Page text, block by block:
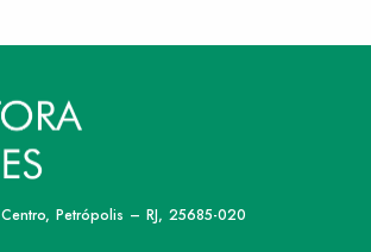
Petrópolis – RJ, 25685-020